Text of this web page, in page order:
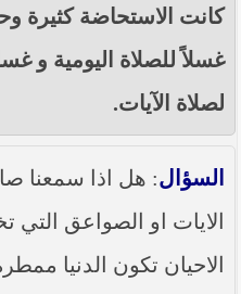
كانت الاستحاضة كثيرة
غسلاً للصلاة اليومية و
لصلاة الآيات.
السؤال: هل اذا سمعنا
الايات او الصواعق
الاحيان تكون الدنيا